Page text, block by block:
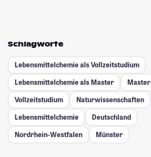
Schlagworte
Lebensmittelchemie als Vollzeitstudium
Lebensmittelchemie als Master
Master
Vollzeitstudium
Naturwissenschaften
Lebensmittelchemie
Deutschland
Nordrhein-Westfalen
Münster